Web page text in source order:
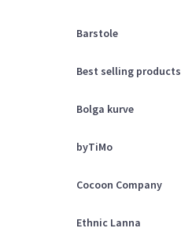
Barstole
Best selling products
Bolga kurve
byTiMo
Cocoon Company
Ethnic Lanna